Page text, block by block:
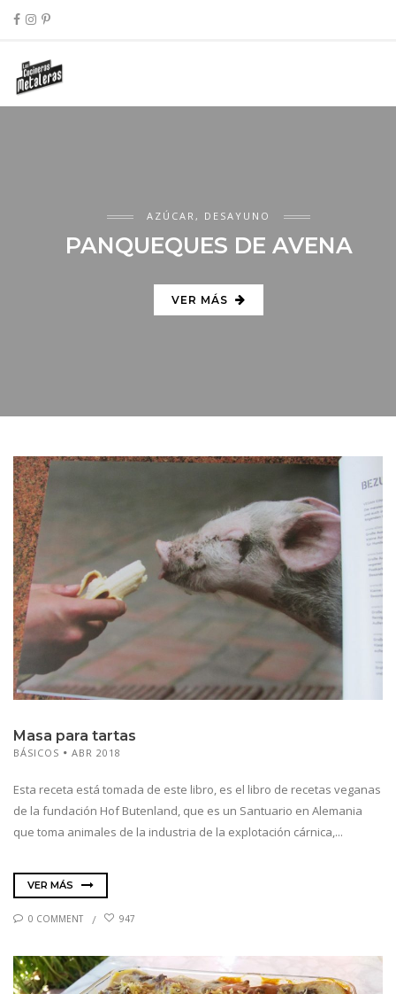
AZÚCAR, DESAYUNO
PANQUEQUES DE AVENA
VER MÁS
Masa para tartas
BÁSICOS ABR 2018
Esta receta está tomada de este libro, es el libro de recetas veganas
de la fundación Hof Butenland, que es un Santuario en Alemania
que toma animales de la industria de la explotación cárnica,...
VER MÁS
0 COMMENT 947